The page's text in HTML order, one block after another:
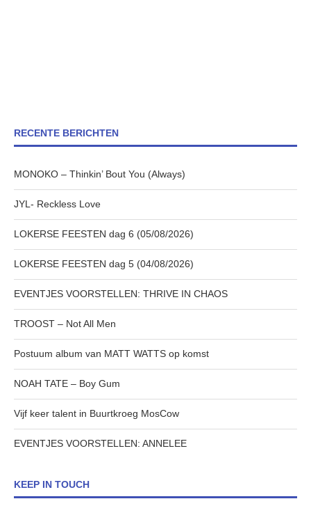
RECENTE BERICHTEN
MONOKO – Thinkin’ Bout You (Always)
JYL- Reckless Love
LOKERSE FEESTEN dag 6 (05/08/2026)
LOKERSE FEESTEN dag 5 (04/08/2026)
EVENTJES VOORSTELLEN: THRIVE IN CHAOS
TROOST – Not All Men
Postuum album van MATT WATTS op komst
NOAH TATE – Boy Gum
Vijf keer talent in Buurtkroeg MosCow
EVENTJES VOORSTELLEN: ANNELEE
KEEP IN TOUCH